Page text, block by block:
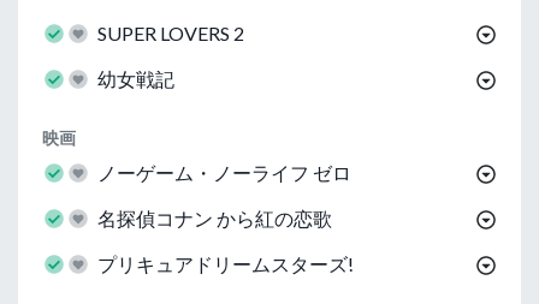
SUPER LOVERS 2
幼女戦記
映画
ノーゲーム・ノーライフ ゼロ
名探偵コナン から紅の恋歌
プリキュアドリームスターズ!